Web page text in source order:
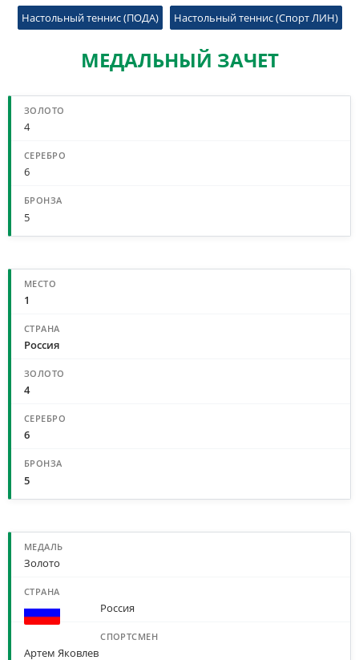
Настольный теннис (ПОДА) Настольный теннис (Спорт ЛИН)
МЕДАЛЬНЫЙ ЗАЧЕТ
СВОДНЫЙ МЕДАЛЬНЫЙ ЗАЧЕТ
4
6
5
МЕДАЛЬНЫЙ ЗАЧЕТ ПО СТРАНАМ
1
Россия
4
6
5
МЕДАЛИ ПО СПОРТСМЕНАМ И ДИСЦИПЛИНАМ
Золото
Россия
Артем Яковлев